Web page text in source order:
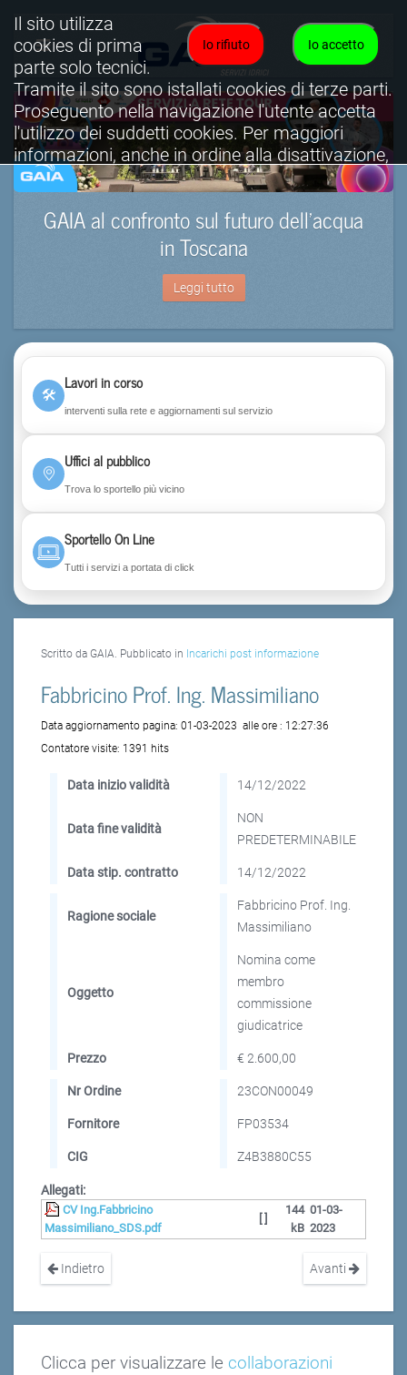
GAIA al confronto sul futuro dell’acqua
in Toscana
Leggi tutto
🛠
Lavori in corso
interventi sulla rete e aggiornamenti sul servizio
Uffici al pubblico
Trova lo sportello più vicino
Sportello On Line
Tutti i servizi a portata di click
Scritto da GAIA. Pubblicato in Incarichi post informazione
Fabbricino Prof. Ing. Massimiliano
Data aggiornamento pagina: 01-03-2023 alle ore : 12:27:36
Contatore visite: 1391 hits
Data inizio validità 14/12/2022
Data fine validità
NON
PREDETERMINABILE
Data stip. contratto 14/12/2022
Ragione sociale
Fabbricino Prof. Ing.
Massimiliano
Oggetto
Nomina come
membro
commissione
giudicatrice
Prezzo € 2.600,00
Nr Ordine 23CON00049
Fornitore FP03534
CIG Z4B3880C55
Allegati:
CV Ing.Fabbricino
Massimiliano_SDS.pdf
144
kB
01-03-
2023
Indietro Avanti
Clicca per visualizzare le collaborazioni
Io accetto
Io rifiuto
Il sito utilizza
cookies di prima
parte solo tecnici.
Tramite il sito sono istallati cookies di terze parti.
Proseguento nella navigazione l'utente accetta
l'utilizzo dei suddetti cookies. Per maggiori
informazioni, anche in ordine alla disattivazione,
è possibile consultare l'informativa cookies
completa.
Visualizza informativa completa.